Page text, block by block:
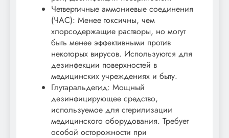
Четвертичные аммониевые соединения
(ЧАС): Менее токсичны, чем
хлорсодержащие растворы, но могут
быть менее эффективными против
некоторых вирусов. Используются для
дезинфекции поверхностей в
медицинских учреждениях и быту.
Глутаральдегид: Мощный
дезинфицирующее средство,
используемое для стерилизации
медицинского оборудования. Требует
особой осторожности при